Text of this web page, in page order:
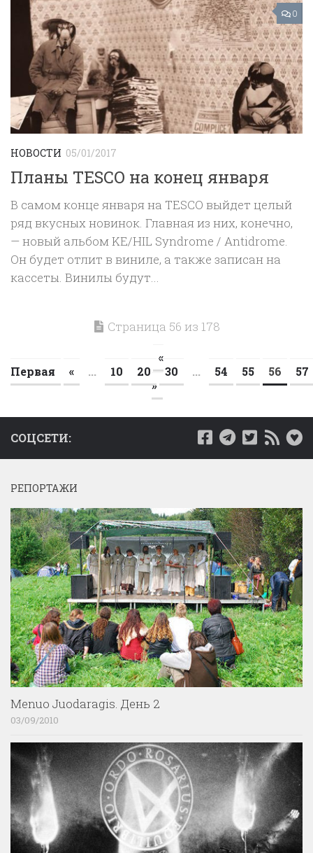
0
НОВОСТИ 05/01/2017
Планы TESCO на конец января
В самом конце января на TESCO выйдет целый
ряд вкусных новинок. Главная из них, конечно,
— новый альбом KE/HIL Syndrome / Antidrome.
Он будет отлит в виниле, а также записан на
кассеты. Винилы будут...
Страница 56 из 178
«
Первая
« ... 10 20 30 ... 54 55 56
57
»
СОЦСЕТИ:
РЕПОРТАЖИ
Menuo Juodaragis. День 2
03/09/2010